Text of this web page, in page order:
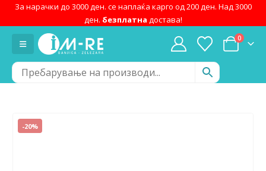
За нарачки до 3000 ден. се наплаќа карго од 200 ден. Над 3000
ден. безплатна достава!
0
-20%